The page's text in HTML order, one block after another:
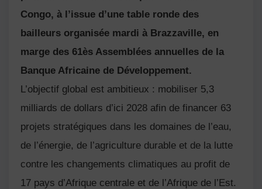
Congo, à l’issue d’une table ronde des
bailleurs organisée mardi à Brazzaville, en
marge des 61ès Assemblées annuelles de la
Banque Africaine de Développement.
L’objectif global est ambitieux : mobiliser 5,3
milliards de dollars d’ici 2028 afin de financer 63
projets stratégiques dans les domaines de l’eau,
de l’énergie, de l’agriculture durable et de la lutte
contre les changements climatiques au profit de
17 pays d’Afrique centrale et de l’Afrique de l’Est.